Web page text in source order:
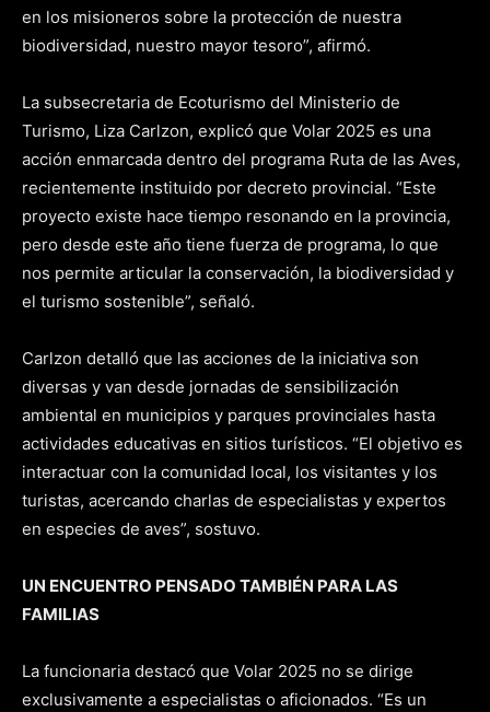
en los misioneros sobre la protección de nuestra
biodiversidad, nuestro mayor tesoro”, afirmó.
La subsecretaria de Ecoturismo del Ministerio de
Turismo, Liza Carlzon, explicó que Volar 2025 es una
acción enmarcada dentro del programa Ruta de las Aves,
recientemente instituido por decreto provincial. “Este
proyecto existe hace tiempo resonando en la provincia,
pero desde este año tiene fuerza de programa, lo que
nos permite articular la conservación, la biodiversidad y
el turismo sostenible”, señaló.
Carlzon detalló que las acciones de la iniciativa son
diversas y van desde jornadas de sensibilización
ambiental en municipios y parques provinciales hasta
actividades educativas en sitios turísticos. “El objetivo es
interactuar con la comunidad local, los visitantes y los
turistas, acercando charlas de especialistas y expertos
en especies de aves”, sostuvo.
UN ENCUENTRO PENSADO TAMBIÉN PARA LAS
FAMILIAS
La funcionaria destacó que Volar 2025 no se dirige
exclusivamente a especialistas o aficionados. “Es un